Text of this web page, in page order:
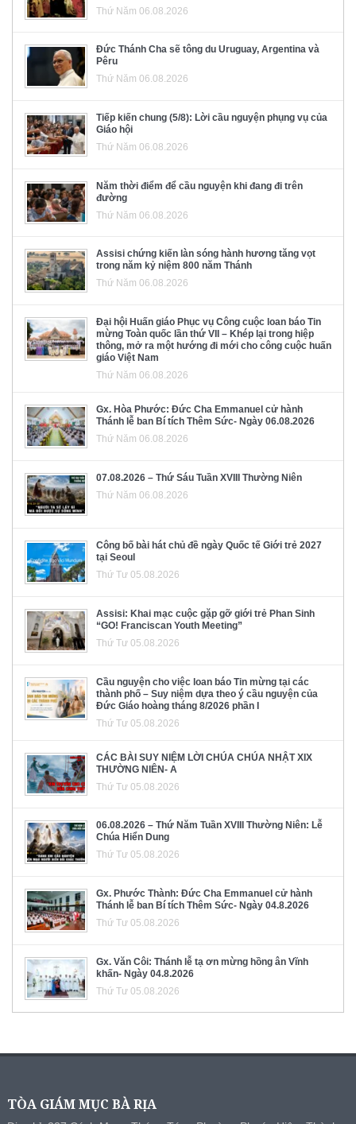
Thứ Năm 06.08.2026
Đức Thánh Cha sẽ tông du Uruguay, Argentina và
Pêru
Thứ Năm 06.08.2026
Tiếp kiến chung (5/8): Lời cầu nguyện phụng vụ của
Giáo hội
Thứ Năm 06.08.2026
Năm thời điểm để cầu nguyện khi đang đi trên
đường
Thứ Năm 06.08.2026
Assisi chứng kiến làn sóng hành hương tăng vọt
trong năm kỷ niệm 800 năm Thánh
Thứ Năm 06.08.2026
Đại hội Huấn giáo Phục vụ Công cuộc loan báo Tin
mừng Toàn quốc lần thứ VII – Khép lại trong hiệp
thông, mở ra một hướng đi mới cho công cuộc huấn
giáo Việt Nam
Thứ Năm 06.08.2026
Gx. Hòa Phước: Đức Cha Emmanuel cử hành
Thánh lễ ban Bí tích Thêm Sức- Ngày 06.08.2026
Thứ Năm 06.08.2026
07.08.2026 – Thứ Sáu Tuần XVIII Thường Niên
Thứ Năm 06.08.2026
Công bố bài hát chủ đề ngày Quốc tế Giới trẻ 2027
tại Seoul
Thứ Tư 05.08.2026
Assisi: Khai mạc cuộc gặp gỡ giới trẻ Phan Sinh
“GO! Franciscan Youth Meeting”
Thứ Tư 05.08.2026
Cầu nguyện cho việc loan báo Tin mừng tại các
thành phố – Suy niệm dựa theo ý cầu nguyện của
Đức Giáo hoàng tháng 8/2026 phần I
Thứ Tư 05.08.2026
CÁC BÀI SUY NIỆM LỜI CHÚA CHÚA NHẬT XIX
THƯỜNG NIÊN- A
Thứ Tư 05.08.2026
06.08.2026 – Thứ Năm Tuần XVIII Thường Niên: Lễ
Chúa Hiển Dung
Thứ Tư 05.08.2026
Gx. Phước Thành: Đức Cha Emmanuel cử hành
Thánh lễ ban Bí tích Thêm Sức- Ngày 04.8.2026
Thứ Tư 05.08.2026
Gx. Văn Côi: Thánh lễ tạ ơn mừng hồng ân Vĩnh
khấn- Ngày 04.8.2026
Thứ Tư 05.08.2026
TÒA GIÁM MỤC BÀ RỊA